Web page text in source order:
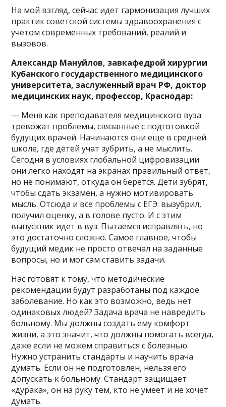
На мой взгляд, сейчас идет гармонизация лучших
практик советской системы здравоохранения с
учетом современных требований, реалий и
вызовов.
Александр Мануйлов, завкафедрой хирургии
Кубанского государственного медицинского
университета, заслуженный врач РФ, доктор
медицинских наук, профессор, Краснодар:
— Меня как преподавателя медицинского вуза
тревожат проблемы, связанные с подготовкой
будущих врачей. Начинаются они еще в средней
школе, где детей учат зубрить, а не мыслить.
Сегодня в условиях глобальной цифровизации
они легко находят на экранах правильный ответ,
но не понимают, откуда он берется. Дети зубрят,
чтобы сдать экзамен, а нужно мотивировать
мысль. Отсюда и все проблемы с ЕГЭ: вызубрил,
получил оценку, а в голове пусто. И с этим
выпускник идет в вуз. Пытаемся исправлять, но
это достаточно сложно. Самое главное, чтобы
будущий медик не просто отвечал на заданные
вопросы, но и мог сам ставить задачи.
Нас готовят к тому, что методические
рекомендации будут разработаны под каждое
заболевание. Но как это возможно, ведь нет
одинаковых людей? Задача врача не навредить
больному. Мы должны создать ему комфорт
жизни, а это значит, что должны помогать всегда,
даже если не можем справиться с болезнью.
Нужно устранить стандарты и научить врача
думать. Если он не подготовлен, нельзя его
допускать к больному. Стандарт защищает
«дурака», он на руку тем, кто не умеет и не хочет
думать.